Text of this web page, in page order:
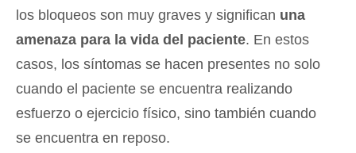
los bloqueos son muy graves y significan una
amenaza para la vida del paciente. En estos
casos, los síntomas se hacen presentes no solo
cuando el paciente se encuentra realizando
esfuerzo o ejercicio físico, sino también cuando
se encuentra en reposo.